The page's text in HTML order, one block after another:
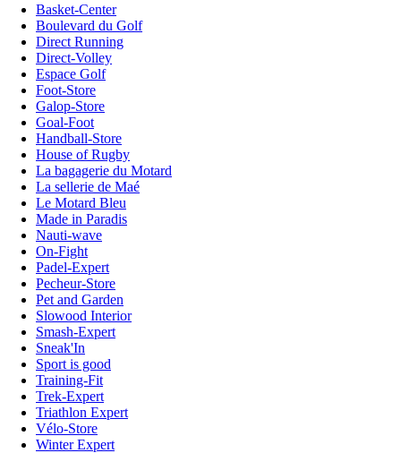
Basket-Center
Boulevard du Golf
Direct Running
Direct-Volley
Espace Golf
Foot-Store
Galop-Store
Goal-Foot
Handball-Store
House of Rugby
La bagagerie du Motard
La sellerie de Maé
Le Motard Bleu
Made in Paradis
Nauti-wave
On-Fight
Padel-Expert
Pecheur-Store
Pet and Garden
Slowood Interior
Smash-Expert
Sneak'In
Sport is good
Training-Fit
Trek-Expert
Triathlon Expert
Vélo-Store
Winter Expert